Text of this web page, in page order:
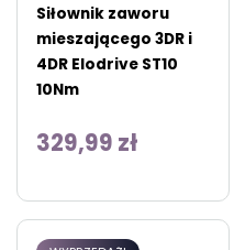
Siłownik zaworu
mieszającego 3DR i
4DR Elodrive ST10
10Nm
329,99 zł